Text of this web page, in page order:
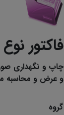
فاکتور نوع 194
چاپ و نگهداری
و عرض و محاسبه
گروه